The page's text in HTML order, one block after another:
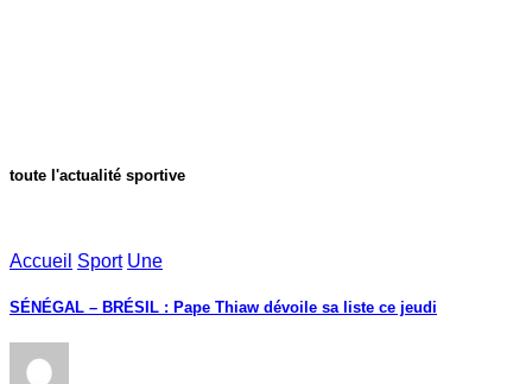
toute l'actualité sportive
Accueil Sport Une
SÉNÉGAL – BRÉSIL : Pape Thiaw dévoile sa liste ce jeudi